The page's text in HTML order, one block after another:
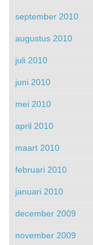
september 2010
augustus 2010
juli 2010
juni 2010
mei 2010
april 2010
maart 2010
februari 2010
januari 2010
december 2009
november 2009